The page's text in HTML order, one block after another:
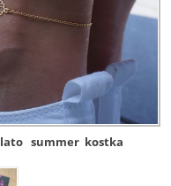
lato summer kostka